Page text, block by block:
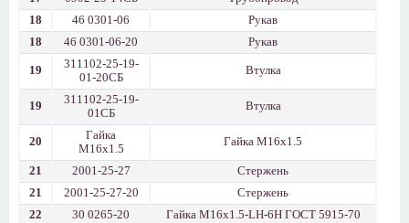
18
46 0301-06
Рукав
18
46 0301-06-20 Рукав
19
311102-25-19-
01-20СБ
Втулка
19
311102-25-19-
01СБ
Втулка
20
Гайка
М16x1.5
Гайка М16x1.5
21 2001-25-27
Стержень
21
2001-25-27-20
Стержень
22
30 0265-20
Гайка М16х1.5-LН-6Н ГОСТ 5915-70